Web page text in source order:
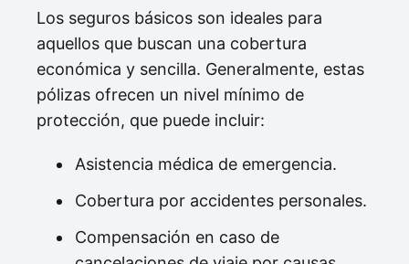
Los seguros básicos son ideales para
aquellos que buscan una cobertura
económica y sencilla. Generalmente, estas
pólizas ofrecen un nivel mínimo de
protección, que puede incluir:
Asistencia médica de emergencia.
Cobertura por accidentes personales.
Compensación en caso de